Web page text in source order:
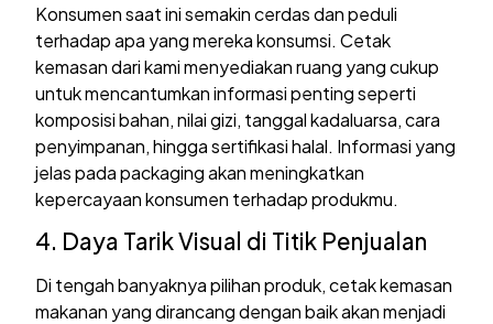
Konsumen saat ini semakin cerdas dan peduli
terhadap apa yang mereka konsumsi. Cetak
kemasan dari kami menyediakan ruang yang cukup
untuk mencantumkan informasi penting seperti
komposisi bahan, nilai gizi, tanggal kadaluarsa, cara
penyimpanan, hingga sertifikasi halal. Informasi yang
jelas pada packaging akan meningkatkan
kepercayaan konsumen terhadap produkmu.
4. Daya Tarik Visual di Titik Penjualan
Di tengah banyaknya pilihan produk, cetak kemasan
makanan yang dirancang dengan baik akan menjadi